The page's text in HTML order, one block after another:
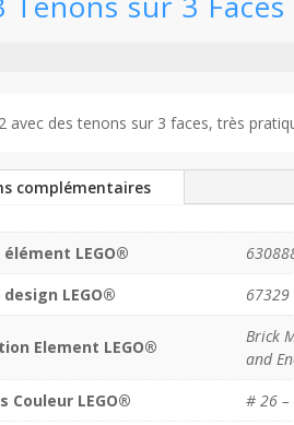
avec des tenons sur 3 faces, très
complémentaires
LEGO®
LEGO®
67329
Element LEGO®
Brick
and
Couleur LEGO®
# 26 –